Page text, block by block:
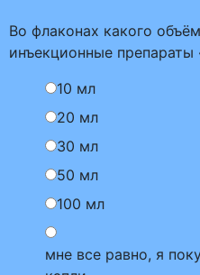
Во флаконах какого
инъекционные препараты
10 мл
20 мл
30 мл
50 мл
100 мл
мне все равно, я